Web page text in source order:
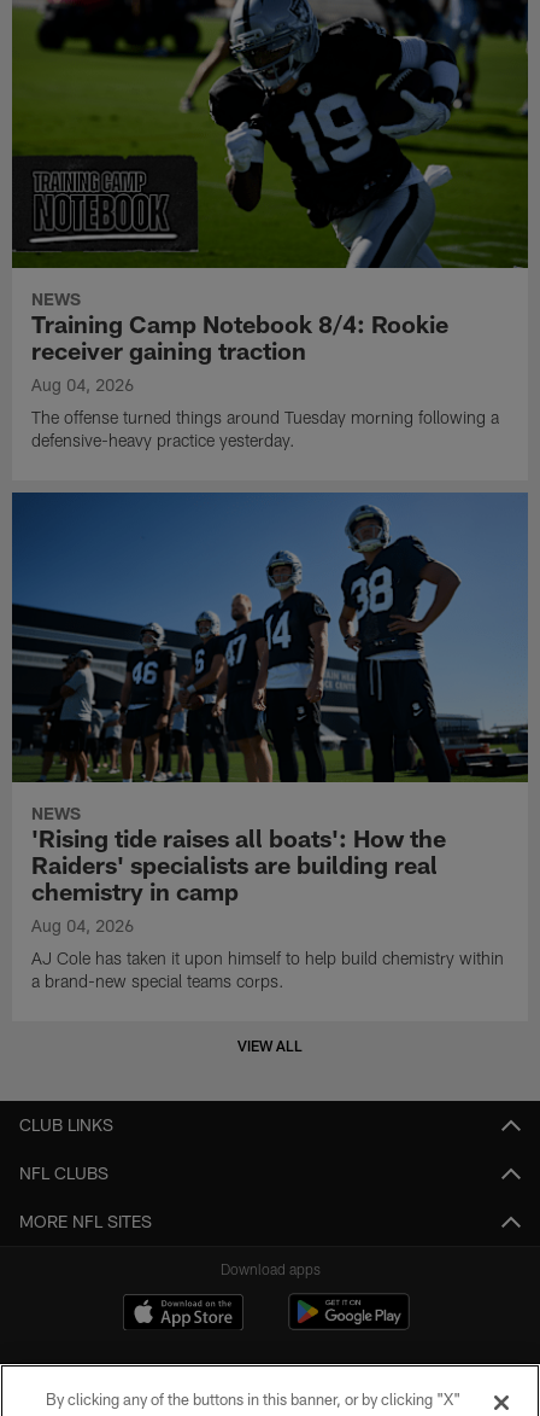
NEWS
Training Camp Notebook 8/4: Rookie
receiver gaining traction
Aug 04, 2026
The offense turned things around Tuesday morning following a
defensive-heavy practice yesterday.
NEWS
'Rising tide raises all boats': How the
Raiders' specialists are building real
chemistry in camp
Aug 04, 2026
AJ Cole has taken it upon himself to help build chemistry within
a brand-new special teams corps.
VIEW ALL
CLUB LINKS
NFL CLUBS
MORE NFL SITES
Download apps
By clicking any of the buttons in this banner, or by clicking "X"